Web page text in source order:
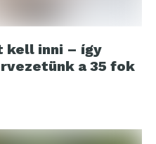
kell inni – így
a 35 fok